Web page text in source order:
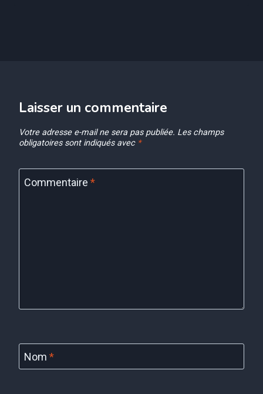
Laisser un commentaire
Votre adresse e-mail ne sera pas publiée. Les champs
obligatoires sont indiqués avec *
Commentaire *
Nom *